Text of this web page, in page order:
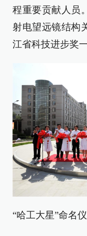
程重要贡献人员
射电望远镜结构
江省科技进步奖一
“哈工大星”命名